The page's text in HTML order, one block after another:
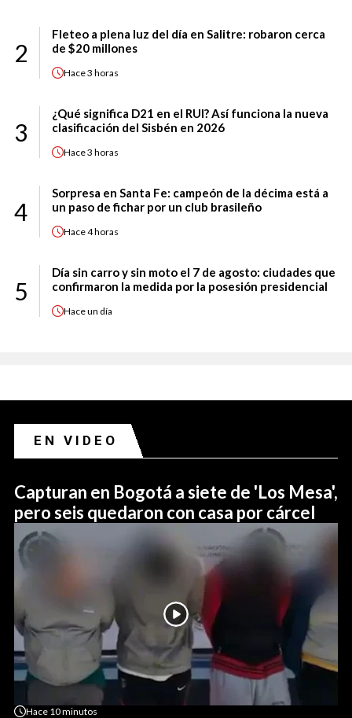
2
Fleteo a plena luz del día en Salitre: robaron cerca
de $20 millones
Hace3 horas
3
¿Qué significa D21 en el RUI? Así funciona la nueva
clasificación del Sisbén en 2026
Hace3 horas
4
Sorpresa en Santa Fe: campeón de la décima está a
un paso de fichar por un club brasileño
Hace4 horas
5
Día sin carro y sin moto el 7 de agosto: ciudades que
confirmaron la medida por la posesión presidencial
Haceun día
EN VIDEO
Capturan en Bogotá a siete de 'Los Mesa',
pero seis quedaron con casa por cárcel
Hace 10 minutos